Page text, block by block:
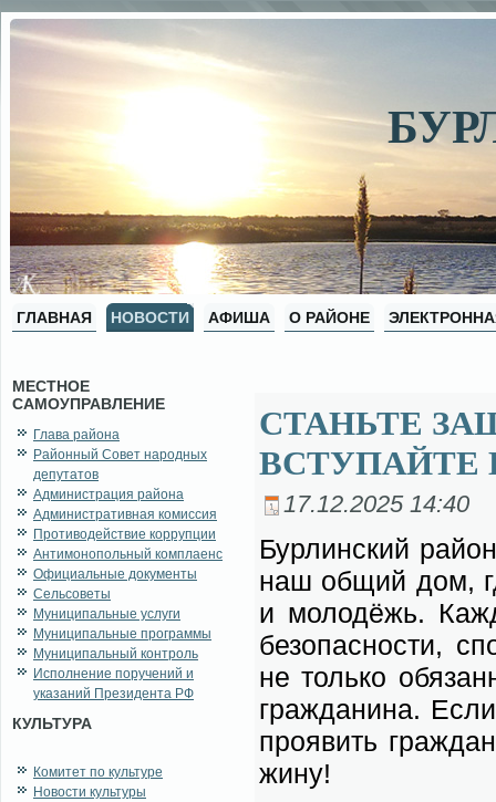
ГЛАВНАЯ НОВОСТИ АФИША О РАЙОНЕ
МЕСТНОЕ
САМОУПРАВЛЕНИЕ
Глава района
Районный Совет народных
депутатов
Администрация района
Административная комиссия
Противодействие коррупции
Антимонопольный комплаенс
Официальные документы
Сельсоветы
Муниципальные услуги
Муниципальные программы
Муниципальный контроль
Исполнение поручений и
указаний Президента РФ
КУЛЬТУРА
Комитет по культуре
Новости культуры
СТАНЬТЕ
17.12.2025 14:40
Бур­лин­ский
наш об­щий дом,
и мо­ло­дёжь.
без­опас­но­сти,
не толь­ко
граж­да­ни­на.
про­явить
жи­ну!